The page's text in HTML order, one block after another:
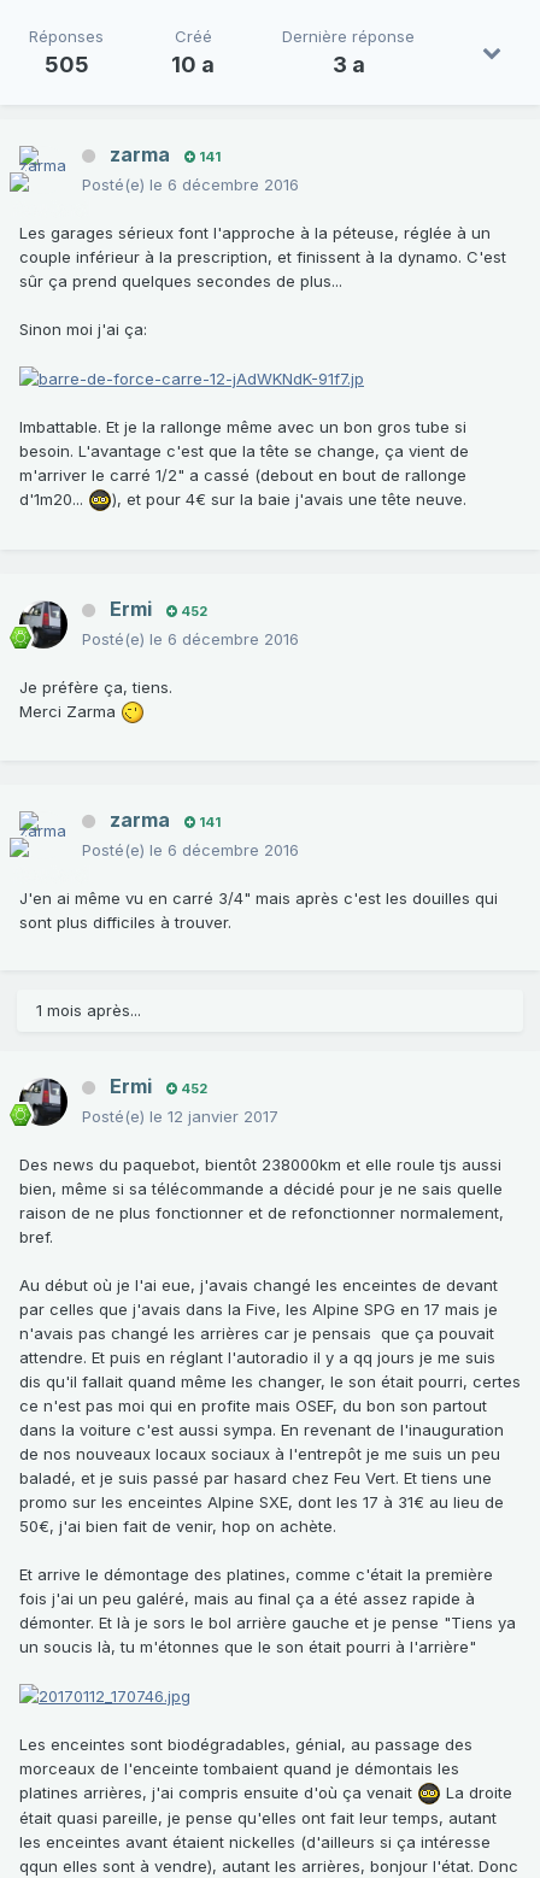
Réponses
505
Créé
10 a
Dernière réponse
3 a
zarma 141
Posté(e) le 6 décembre 2016
Les garages sérieux font l'approche à la péteuse, réglée à un
couple inférieur à la prescription, et finissent à la dynamo. C'est
sûr ça prend quelques secondes de plus...
Sinon moi j'ai ça:
Imbattable. Et je la rallonge même avec un bon gros tube si
besoin. L'avantage c'est que la tête se change, ça vient de
m'arriver le carré 1/2" a cassé (debout en bout de rallonge
d'1m20...
), et pour 4€ sur la baie j'avais une tête neuve.
Ermi 452
Posté(e) le 6 décembre 2016
Je préfère ça, tiens.
Merci Zarma
zarma 141
Posté(e) le 6 décembre 2016
J'en ai même vu en carré 3/4" mais après c'est les douilles qui
sont plus difficiles à trouver.
1 mois après...
Ermi 452
Posté(e) le 12 janvier 2017
Des news du paquebot, bientôt 238000km et elle roule tjs aussi
bien, même si sa télécommande a décidé pour je ne sais quelle
raison de ne plus fonctionner et de refonctionner normalement,
bref.
Au début où je l'ai eue, j'avais changé les enceintes de devant
par celles que j'avais dans la Five, les Alpine SPG en 17 mais je
n'avais pas changé les arrières car je pensais que ça pouvait
attendre. Et puis en réglant l'autoradio il y a qq jours je me suis
dis qu'il fallait quand même les changer, le son était pourri, certes
ce n'est pas moi qui en profite mais OSEF, du bon son partout
dans la voiture c'est aussi sympa. En revenant de l'inauguration
de nos nouveaux locaux sociaux à l'entrepôt je me suis un peu
baladé, et je suis passé par hasard chez Feu Vert. Et tiens une
promo sur les enceintes Alpine SXE, dont les 17 à 31€ au lieu de
50€, j'ai bien fait de venir, hop on achète.
Et arrive le démontage des platines, comme c'était la première
fois j'ai un peu galéré, mais au final ça a été assez rapide à
démonter. Et là je sors le bol arrière gauche et je pense "Tiens ya
un soucis là, tu m'étonnes que le son était pourri à l'arrière"
Les enceintes sont biodégradables, génial, au passage des
morceaux de l'enceinte tombaient quand je démontais les
platines arrières, j'ai compris ensuite d'où ça venait
La droite
était quasi pareille, je pense qu'elles ont fait leur temps, autant
les enceintes avant étaient nickelles (d'ailleurs si ça intéresse
qqun elles sont à vendre), autant les arrières, bonjour l'état. Donc